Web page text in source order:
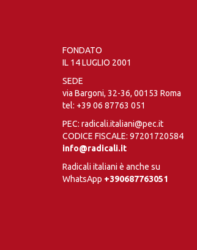
FONDATO
IL 14 LUGLIO 2001
SEDE
via Bargoni, 32-36, 00153 Roma
tel: +39 06 87763 051
PEC: radicali.italiani@pec.it
CODICE FISCALE: 97201720584
info@radicali.it
Radicali italiani è anche su
WhatsApp +390687763051